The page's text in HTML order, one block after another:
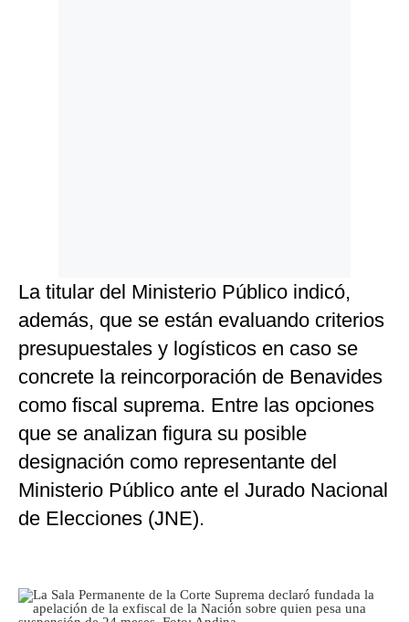
La titular del Ministerio Público indicó,
además, que se están evaluando criterios
presupuestales y logísticos en caso se
concrete la reincorporación de Benavides
como fiscal suprema. Entre las opciones
que se analizan figura su posible
designación como representante del
Ministerio Público ante el Jurado Nacional
de Elecciones (JNE).